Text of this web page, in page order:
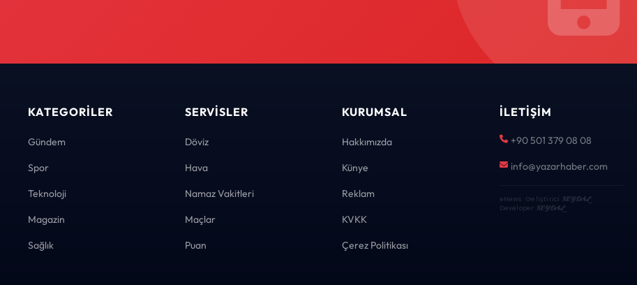
KATEGORILER
Gündem
Spor
Teknoloji
Magazin
Sağlık
SERVISLER
Döviz
Hava
Namaz Vakitleri
Maçlar
Puan
KURUMSAL
Hakkımızda
Künye
Reklam
KVKK
Çerez Politikası
İLETIŞIM
+90 501 379 08 08
info@yazarhaber.com
eNews · Geliştirici KEYDAL·
Developer KEYDAL